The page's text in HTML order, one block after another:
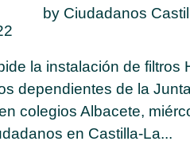
by Ciudadanos
la instalación de filtros
dependientes de la
colegios Albacete,
en Castilla-La...